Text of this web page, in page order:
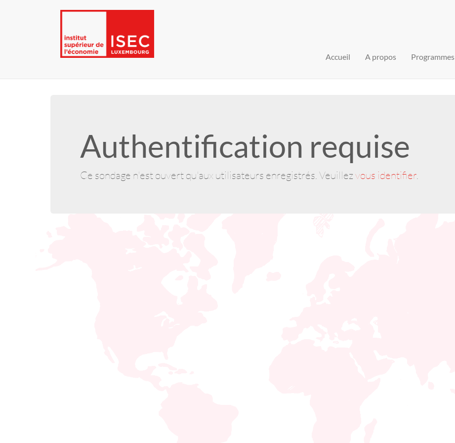
Accueil A propos Programmes
Authentification requise
Ce sondage n'est ouvert qu'aux utilisateurs enregistrés. Veuillezvous identifier.